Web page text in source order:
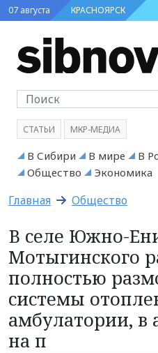
07 августа КРАСНОЯРСК
СТАТЬИ МКР-МЕДИА
В Сибири В мире В
Общество
Экономика
Главная Общество
В селе Южно-
Мотыгинского
полностью
системы
амбулатории, в
на п